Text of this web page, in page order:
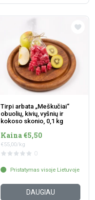
Tirpi arbata „Meškučiai“
obuolių, kivių, vyšnių ir
kokoso skonio, 0,1 kg
Kaina €5,50
€55,00/kg
0
Pristatymas visoje Lietuvoje
DAUGIAU